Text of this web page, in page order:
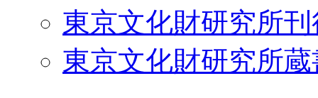
東京文化財研究所
東京文化財研究所